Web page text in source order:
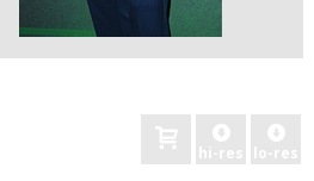
hi-res lo-res